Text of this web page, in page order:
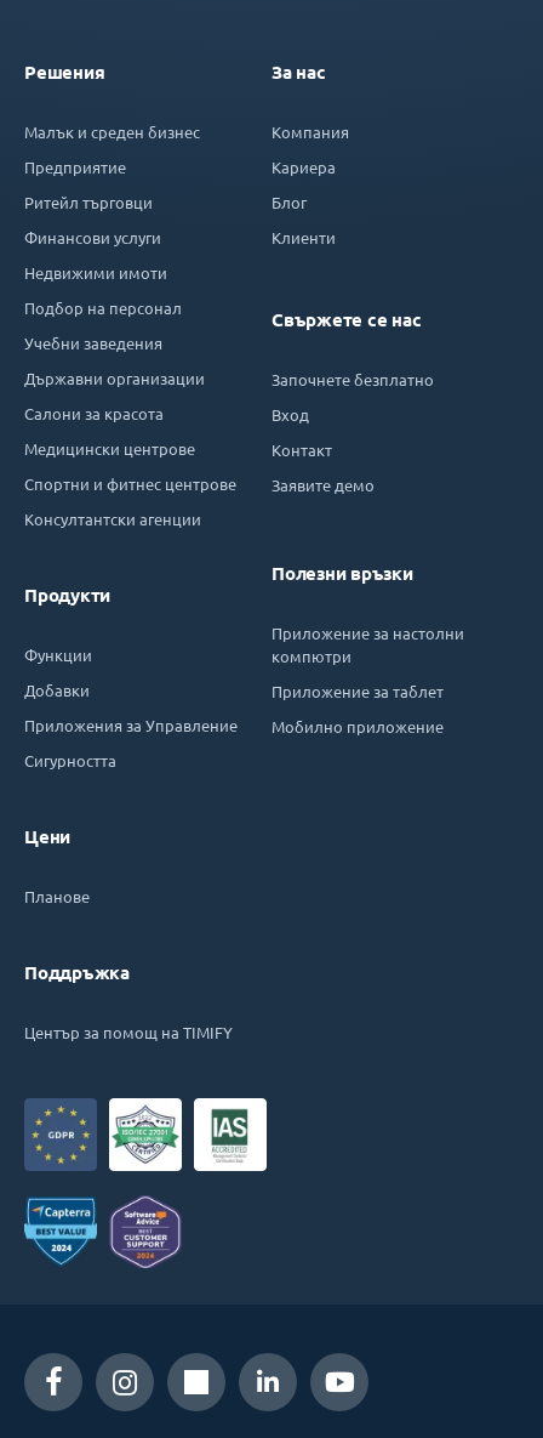
Решения
Малък и среден бизнес
Предприятие
Ритейл търговци
Финансови услуги
Недвижими имоти
Подбор на персонал
Учебни заведения
Държавни организации
Салони за красота
Медицински центрове
Спортни и фитнес центрове
Консултантски агенции
Продукти
Функции
Добавки
Приложения за Управление
Сигурността
Цени
Планове
Поддръжка
Център за помощ на TIMIFY
За нас
Компания
Кариера
Блог
Клиенти
Свържете се нас
Започнете безплатно
Вход
Контакт
Заявите демо
Полезни връзки
Приложение за настолни
компютри
Приложение за таблет
Мобилно приложение